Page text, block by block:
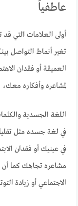
عاطفياً
أولى العلامات التي
تغير أنماط التواصل
العميقة أو فقدان
لمشاعره وأفكاره
اللغة الجسدية
في لغة جسده مثل
في عينيك أو فقدان
مشاعره تجاهك كما أن
الاجتماعي أو زيادة